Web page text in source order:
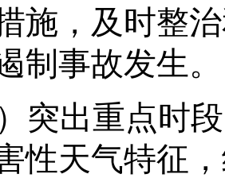
施，及时整
制事故发生。
） 突出重点时段
性天气特征